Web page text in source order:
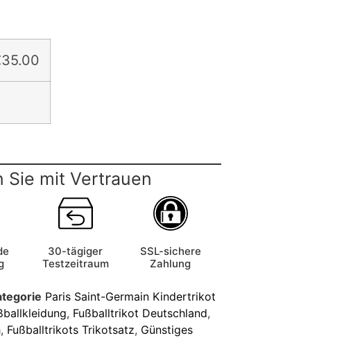
35.00
Sie mit Vertrauen
30-tägiger
Testzeitraum
SSL-sichere
Zahlung
Paris Saint-Germain Kindertrikot
, Fußballtrikot Deutschland,
, Fußballtrikots Trikotsatz, Günstiges